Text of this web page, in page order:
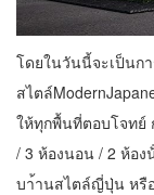
โดยในวันนี้จะเป็นก
สไตล์
ให้ทุกพื้นที่ตอบโจทย์
/ 3 ห้องนอน / 2 ห้อ
บา้านสไตล์ญี่ปุ่น หรือ